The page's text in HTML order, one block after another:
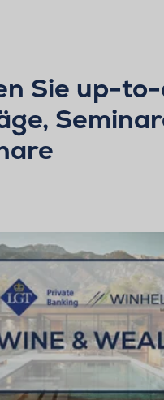
Sie up-